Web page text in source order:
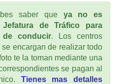
saber que ya no es
de Tráfico para
conducir. Los centros
encargan de realizar todo
te la toman mediante una
se pagan al
Tienes mas detalles